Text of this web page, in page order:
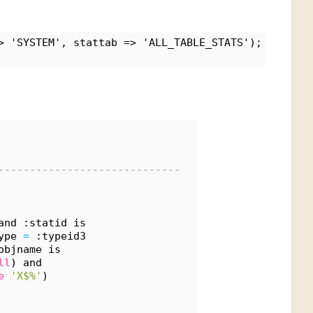
stattab => 'ALL_TABLE_STATS');
:statid is
= :typeid3
is
) and
'X$%' )